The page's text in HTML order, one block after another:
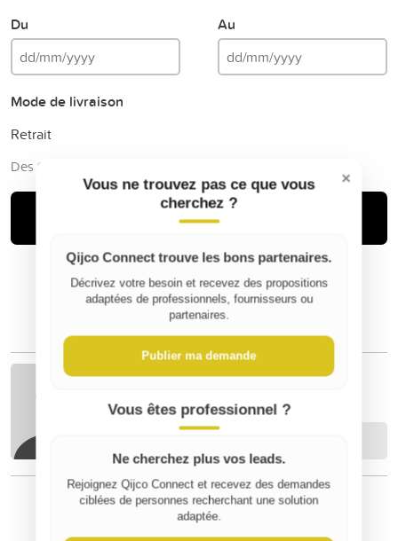
Du Au
Mode de livraison
Retrait
Des frais de service de Qijco peuvent s'ajouter
Louer
⚠️ Signaler un contenu inapproprié
×
Vous ne trouvez pas ce que vous
cherchez ?
Qijco Connect trouve les bons partenaires.
Décrivez votre besoin et recevez des propositions
adaptées de professionnels, fournisseurs ou
partenaires.
Publier ma demande
Vous êtes professionnel ?
Ne cherchez plus vos leads.
Rejoignez Qijco Connect et recevez des demandes
ciblées de personnes recherchant une solution
adaptée.